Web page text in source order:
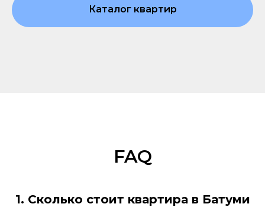
Каталог квартир
FAQ
1. Сколько стоит квартира в Батуми